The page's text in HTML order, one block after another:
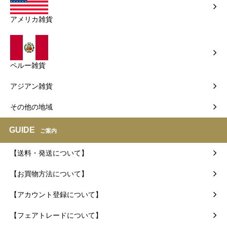
アメリカ雑貨
ペルー雑貨
アジアン雑貨
その他の地域
GUIDE ご案内
【送料・発送について】
【お買物方法について】
【アカウント登録について】
【フェアトレードについて】